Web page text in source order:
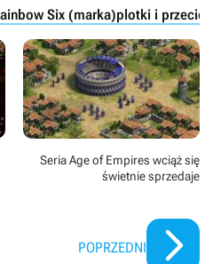
Six (marka)plotki i
Seria Age of Empires wciąż się
świetnie sprzedaje
POPRZEDNI